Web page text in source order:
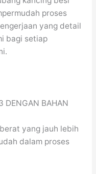
proses
yang detail
bagi setiap
DENGAN BAHAN
yang jauh lebih
dalam proses